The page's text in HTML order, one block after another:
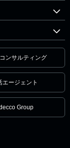
ンサルティング
エージェント
Group